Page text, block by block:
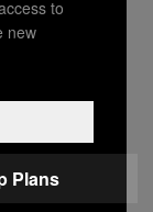
DISNEY
Make
to
new
Plans